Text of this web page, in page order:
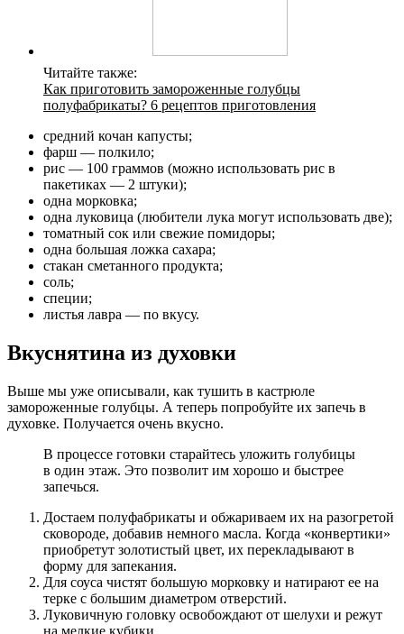
Читайте также:
Как приготовить замороженные голубцы
полуфабрикаты? 6 рецептов приготовления
средний кочан капусты;
фарш — полкило;
рис — 100 граммов (можно использовать рис в
пакетиках — 2 штуки);
одна морковка;
одна луковица (любители лука могут использовать две);
томатный сок или свежие помидоры;
одна большая ложка сахара;
стакан сметанного продукта;
соль;
специи;
листья лавра — по вкусу.
Вкуснятина из духовки
Выше мы уже описывали, как тушить в кастрюле
замороженные голубцы. А теперь попробуйте их запечь в
духовке. Получается очень вкусно.
В процессе готовки старайтесь уложить голубицы
в один этаж. Это позволит им хорошо и быстрее
запечься.
Достаем полуфабрикаты и обжариваем их на разогретой
сковороде, добавив немного масла. Когда «конвертики»
приобретут золотистый цвет, их перекладывают в
форму для запекания.
Для соуса чистят большую морковку и натирают ее на
терке с большим диаметром отверстий.
Луковичную головку освобождают от шелухи и режут
на мелкие кубики.